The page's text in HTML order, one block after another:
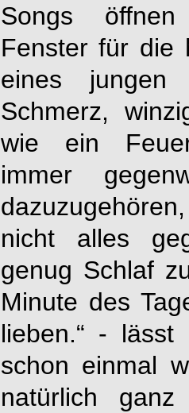
Songs
Fenster für die
eines jungen
Schmerz,
wie ein
immer
nicht alles
genug Schlaf
Minute des
lieben.“ -
schon einmal
natürlich